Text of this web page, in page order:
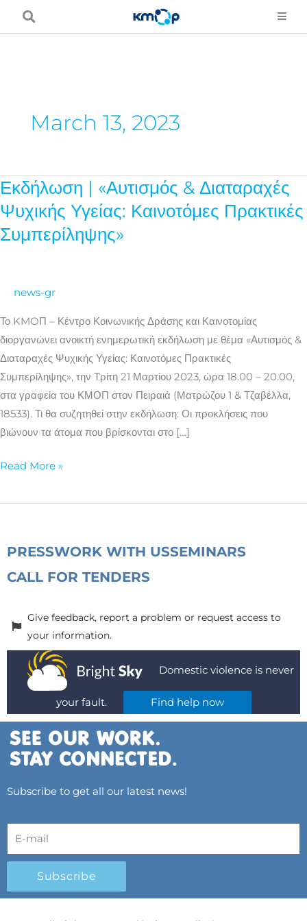
March 13, 2023
Εκδήλωση | «Αυτισμός & Διαταραχές
Ψυχικής Υγείας: Καινοτόμες Πρακτικές
Συμπερίληψης»
news-gr
Το KMOΠ – Κέντρο Κοινωνικής Δράσης και Καινοτομίας
διοργανώνει ανοικτή ενημερωτική εκδήλωση με θέμα «Αυτισμός &
Διαταραχές Ψυχικής Υγείας: Καινοτόμες Πρακτικές
Συμπερίληψης», την Τρίτη 21 Μαρτίου 2023, ώρα 18.00 – 20.00,
στα γραφεία του ΚΜΟΠ στον Πειραιά (Ματρώζου 1 & Τζαβέλλα,
18533). Τι θα συζητηθεί στην εκδήλωση: Οι προκλήσεις που
βιώνουν τα άτομα που βρίσκονται στο […]
Εκδήλωση
|
«Αυτισμός
&
Υγείας:
Read More »
PRESSWORK WITH USSEMINARS
CALL FOR TENDERS
Give feedback, report a problem or request access to
your information.
Domestic violence is never
your fault. Find help now
Subscribe to get all our latest news!
Subscribe